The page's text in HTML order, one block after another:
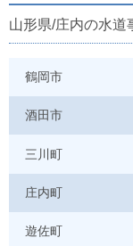
山形県/庄内の水道
鶴岡市
酒田市
三川町
庄内町
遊佐町